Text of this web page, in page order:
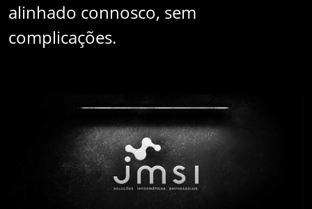
alinhado connosco, sem
complicações.